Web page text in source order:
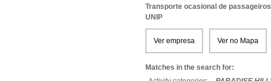
Transporte ocasional de
UNIP
Ver empresa Ver no Mapa
Matches in the search for: